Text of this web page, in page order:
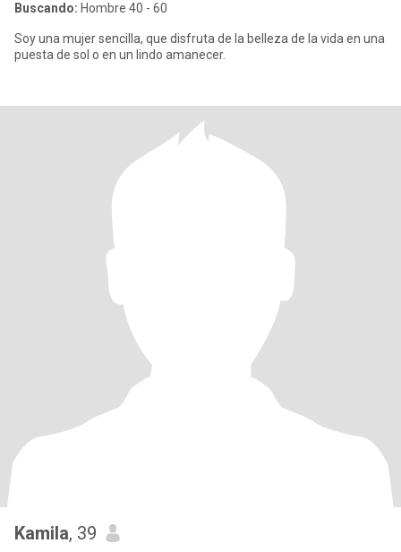
Buscando: Hombre 40 - 60
Soy una mujer sencilla, que disfruta de la belleza de la vida en una
puesta de sol o en un lindo amanecer.
Kamila, 39